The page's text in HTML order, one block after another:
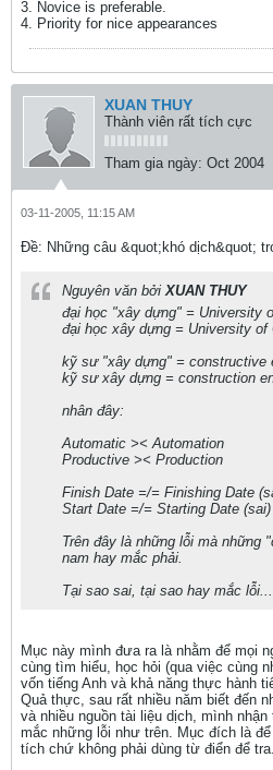
3. Novice is preferable.
4. Priority for nice appearances
XUAN THUY
Thành viên rất tích cực
Tham gia ngày: Oct 2004
03-11-2005, 11:15 AM
Ðề: Những câu &quot;khó dịch&quot;
Nguyên văn bởiXUAN THUY
đại học "xây dựng" = University
đại học xây dựng = University of
kỹ sư "xây dựng" = constructive
kỹ sư xây dựng = construction
nhân đây:
Automatic >< Automation
Productive >< Production
Finish Date =/= Finishing Date
Start Date =/= Starting Date (sai)
Trên đây là những lỗi mà những
nam hay mắc phải.
Tại sao sai, tại sao hay mắc
Mục này mình đưa ra là nhằm để mọi
cùng tìm hiểu, học hỏi (qua việc cùng
vốn tiếng Anh và khả năng thực hành
Quả thực, sau rất nhiều năm biết đến
và nhiều nguồn tài liệu dịch, mình
mắc những lỗi như trên. Mục đích là
tích chứ không phải dùng từ điển để tra.